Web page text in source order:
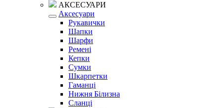
АКСЕСУАРИ
Аксесуари
Рукавички
Шапки
Шарфи
Ремені
Кепки
Сумки
Шкарпетки
Гаманці
Нижня Білизна
Сланці